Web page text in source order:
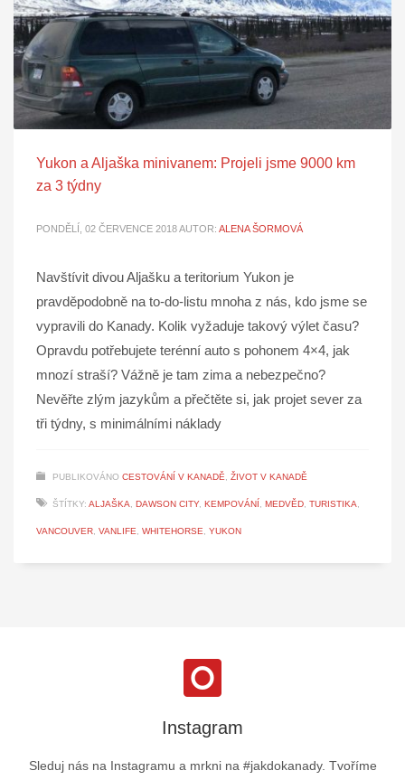
Yukon a Aljaška minivanem: Projeli jsme 9000 km
za 3 týdny
PONDĚLÍ, 02 ČERVENCE 2018AUTOR: ALENA ŠORMOVÁ
Navštívit divou Aljašku a teritorium Yukon je
pravděpodobně na to-do-listu mnoha z nás, kdo jsme se
vypravili do Kanady. Kolik vyžaduje takový výlet času?
Opravdu potřebujete terénní auto s pohonem 4×4, jak
mnozí straší? Vážně je tam zima a nebezpečno?
Nevěřte zlým jazykům a přečtěte si, jak projet sever za
tři týdny, s minimálními náklady
PUBLIKOVÁNO CESTOVÁNÍ V KANADĚ, ŽIVOT V KANADĚ
ŠTÍTKY: ALJAŠKA, DAWSON CITY, KEMPOVÁNÍ, MEDVĚD, TURISTIKA,
VANCOUVER, VANLIFE, WHITEHORSE, YUKON
Instagram
Sleduj nás na Instagramu a mrkni na #jakdokanady. Tvoříme